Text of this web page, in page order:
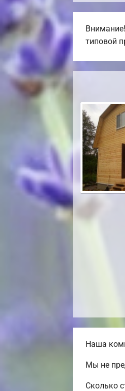
типовой
Наша
Мы не
Сколько